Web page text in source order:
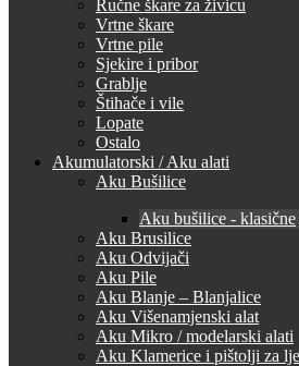
Ručne škare za živicu
Vrtne škare
Vrtne pile
Sjekire i pribor
Grablje
Štihače i vile
Lopate
Ostalo
Akumulatorski / Aku alati
Aku Bušilice
Aku bušilice - klasične
Aku Brusilice
Aku Odvijači
Aku Pile
Aku Blanje – Blanjalice
Aku Višenamjenski alat
Aku Mikro / modelarski alati
Aku Klamerice i pištolji za